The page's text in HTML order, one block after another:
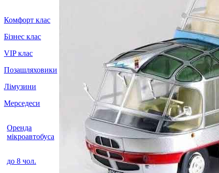
Комфорт клас
Бізнес клас
VIP клас
Позашляховики
Лімузини
Мерседеси
Оренда
мікроавтобуса
до 8 чол.